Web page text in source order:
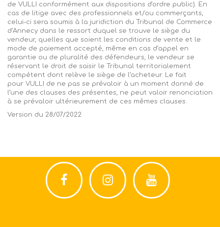
de VULLI conformément aux dispositions d'ordre public). En
cas de litige avec des professionnels et/ou commerçants,
celui-ci sera soumis à la juridiction du Tribunal de Commerce
d’Annecy dans le ressort duquel se trouve le siège du
vendeur, quelles que soient les conditions de vente et le
mode de paiement accepté, même en cas d’appel en
garantie ou de pluralité des défendeurs, le vendeur se
réservant le droit de saisir le Tribunal territorialement
compétent dont relève le siège de l’acheteur. Le fait
pour VULLI de ne pas se prévaloir à un moment donné de
l’une des clauses des présentes, ne peut valoir renonciation
à se prévaloir ultérieurement de ces mêmes clauses.
Version du 28/07/2022